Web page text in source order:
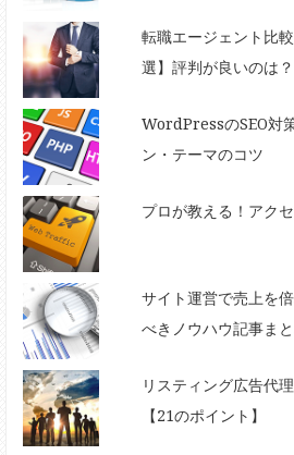
転職エージェント比
選】評判が良いのは？
WordPressのSEO対
ン・テーマのコツ
プロが教える！アク
サイト運営で売上を
べきノウハウ記事ま
リスティング広告代
【21のポイント】